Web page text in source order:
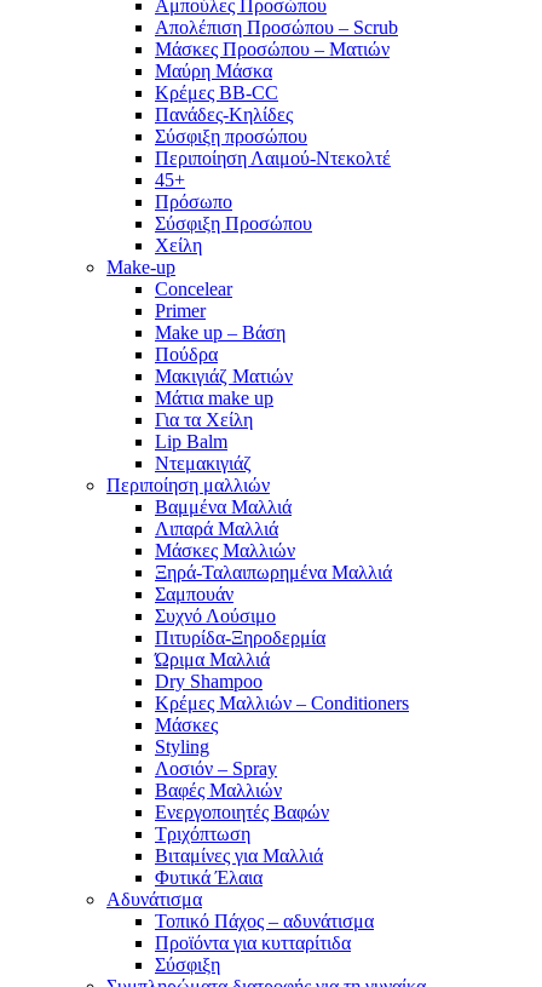
Αμπούλες Προσώπου
Απολέπιση Προσώπου – Scrub
Μάσκες Προσώπου – Ματιών
Μαύρη Μάσκα
Κρέμες BB-CC
Πανάδες-Κηλίδες
Σύσφιξη προσώπου
Περιποίηση Λαιμού-Ντεκολτέ
45+
Πρόσωπο
Σύσφιξη Προσώπου
Χείλη
Make-up
Concelear
Primer
Make up – Βάση
Πούδρα
Μακιγιάζ Ματιών
Μάτια make up
Για τα Χείλη
Lip Balm
Ντεμακιγιάζ
Περιποίηση μαλλιών
Βαμμένα Μαλλιά
Λιπαρά Μαλλιά
Μάσκες Μαλλιών
Ξηρά-Ταλαιπωρημένα Μαλλιά
Σαμπουάν
Συχνό Λούσιμο
Πιτυρίδα-Ξηροδερμία
Ώριμα Μαλλιά
Dry Shampoo
Κρέμες Μαλλιών – Conditioners
Μάσκες
Styling
Λοσιόν – Spray
Βαφές Μαλλιών
Ενεργοποιητές Βαφών
Τριχόπτωση
Βιταμίνες για Μαλλιά
Φυτικά Έλαια
Αδυνάτισμα
Τοπικό Πάχος – αδυνάτισμα
Προϊόντα για κυτταρίτιδα
Σύσφιξη